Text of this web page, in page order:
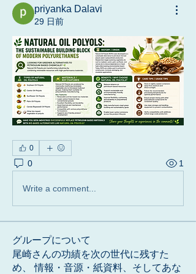
priyanka Dalavi
29 日前
0
0 1
Write a comment...
グループについて
尾崎さんの功績を次の世代に残すた
め、 情報・音源・紙資料、そしてあな